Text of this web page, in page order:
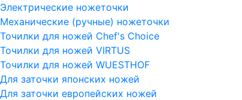
Электрические ножеточки
Механические (ручные) ножеточки
Точилки для ножей Chef's Choice
Точилки для ножей VIRTUS
Точилки для ножей WUESTHOF
Для заточки японских ножей
Для заточки европейских ножей